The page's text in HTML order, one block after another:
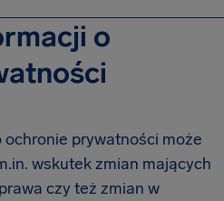
o
prywatności może
wskutek zmian mających
czy też zmian w